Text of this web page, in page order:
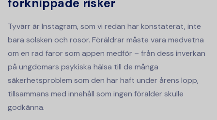
förknippade risker
Tyvärr är Instagram, som vi redan har konstaterat, inte
bara solsken och rosor. Föräldrar måste vara medvetna
om en rad faror som appen medför – från dess inverkan
på ungdomars psykiska hälsa till de många
säkerhetsproblem som den har haft under årens lopp,
tillsammans med innehåll som ingen förälder skulle
godkänna.